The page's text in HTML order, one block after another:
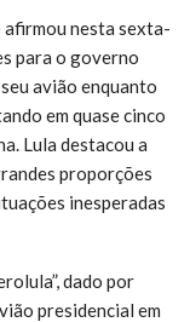
afirmou nesta sexta-
para o governo
avião enquanto
em quase cinco
Lula destacou a
proporções
inesperadas
dado por
presidencial em